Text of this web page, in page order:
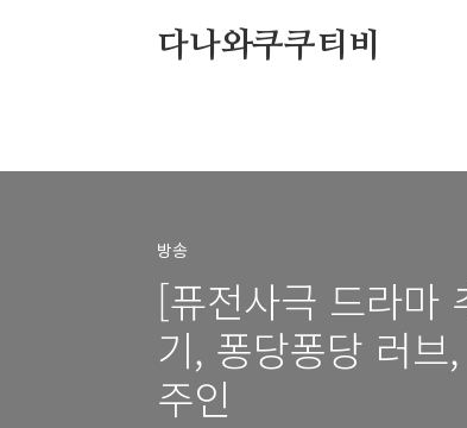
다나와쿠쿠티비
방송
[퓨전사극 드라마
기, 퐁당퐁당 러
주인